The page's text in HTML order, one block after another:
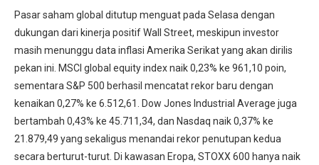
Pasar saham global ditutup menguat pada Selasa dengan
dukungan dari kinerja positif Wall Street, meskipun investor
masih menunggu data inflasi Amerika Serikat yang akan dirilis
pekan ini. MSCI global equity index naik 0,23% ke 961,10 poin,
sementara S&P 500 berhasil mencatat rekor baru dengan
kenaikan 0,27% ke 6.512,61. Dow Jones Industrial Average juga
bertambah 0,43% ke 45.711,34, dan Nasdaq naik 0,37% ke
21.879,49 yang sekaligus menandai rekor penutupan kedua
secara berturut-turut. Di kawasan Eropa, STOXX 600 hanya naik